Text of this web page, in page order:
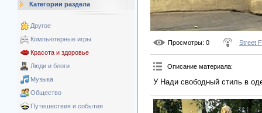
Категории раздела
Другое
Компьютерные игры
Красота и здоровье
Люди и блоги
Музыка
Общество
Путешествия и события
Просмотры: 0 Street
Описание материала:
У Нади свободный стиль в